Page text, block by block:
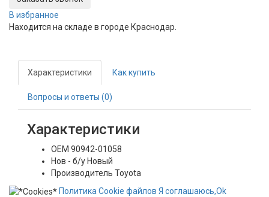
В избранное
Находится на складе в городе Краснодар
Характеристики Как купить
Вопросы и ответы (0)
Характеристики
OEM 90942-01058
Нов - б/у Новый
Производитель Toyota
Политика Сookie файлов Я соглашаюсь,Ok